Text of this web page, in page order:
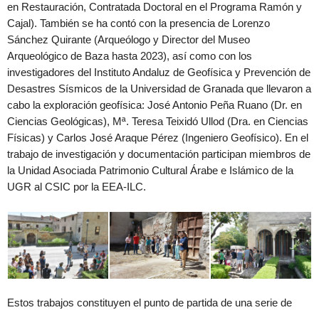
en Restauración, Contratada Doctoral en el Programa Ramón y
Cajal). También se ha contó con la presencia de Lorenzo
Sánchez Quirante (Arqueólogo y Director del Museo
Arqueológico de Baza hasta 2023), así como con los
investigadores del Instituto Andaluz de Geofísica y Prevención de
Desastres Sísmicos de la Universidad de Granada que llevaron a
cabo la exploración geofísica: José Antonio Peña Ruano (Dr. en
Ciencias Geológicas), Mª. Teresa Teixidó Ullod (Dra. en Ciencias
Físicas) y Carlos José Araque Pérez (Ingeniero Geofísico). En el
trabajo de investigación y documentación participan miembros de
la Unidad Asociada Patrimonio Cultural Árabe e Islámico de la
UGR al CSIC por la EEA-ILC.
Estos trabajos constituyen el punto de partida de una serie de